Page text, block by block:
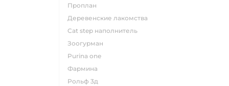
проплан
деревенские лакомства
cat step наполнитель
зоогурман
purina one
фармина
рольф 3д